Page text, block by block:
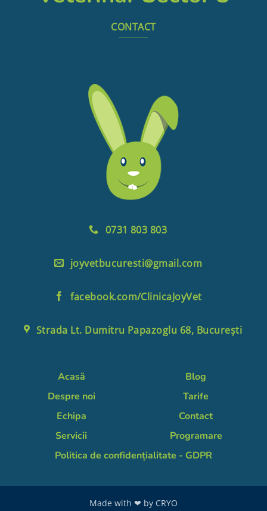
CONTACT
0731 803 803
joyvetbucuresti@gmail.com
facebook.com/ClinicaJoyVet
Strada Lt. Dumitru Papazoglu 68, București
Acasă
Despre noi
Echipa
Servicii
Blog
Tarife
Contact
Programare
Politica de confidențialitate - GDPR
Made with ❤ by CRYO